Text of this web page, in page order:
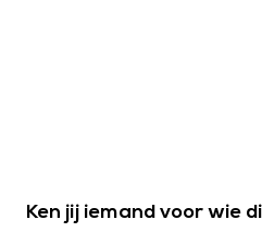
Ken jij iemand voor wie